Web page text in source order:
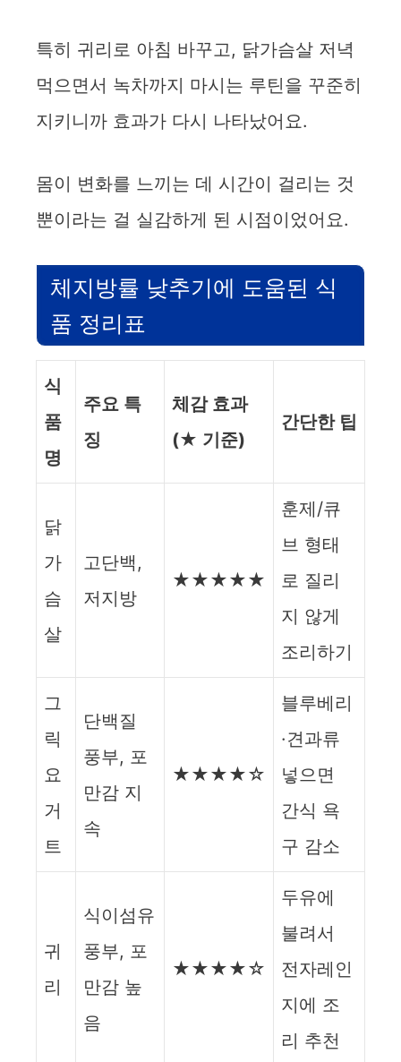
특히 귀리로 아침 바꾸고, 닭가슴살 저녁
먹으면서 녹차까지 마시는 루틴을 꾸준히
지키니까 효과가 다시 나타났어요.
몸이 변화를 느끼는 데 시간이 걸리는 것
뿐이라는 걸 실감하게 된 시점이었어요.
체지방률 낮추기에 도움된 식
품 정리표
식
품
명
주요 특
징
체감 효과
(★ 기준)
간단한 팁
닭
가
슴
살
고단백,
저지방
★★★★★
훈제/큐
브 형태
로 질리
지 않게
조리하기
그
릭
요
거
트
단백질
풍부, 포
만감 지
속
★★★★☆
블루베리
·견과류
넣으면
간식 욕
구 감소
귀
리
식이섬유
풍부, 포
만감 높
음
★★★★☆
두유에
불려서
전자레인
지에 조
리 추천